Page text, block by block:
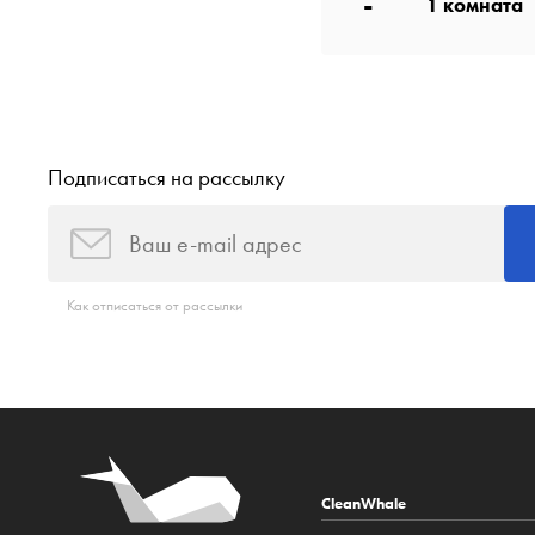
Подписаться на рассылку
Как отписаться от рассылки
CleanWhale